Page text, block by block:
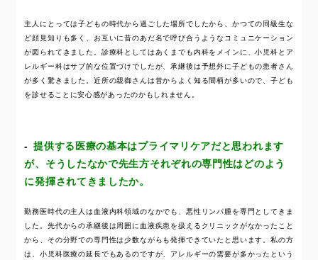
主人にとっては子どもの時代から過ごした場所でしたから、かつての同級生な
ど顔見知りも多く、お互いに昔のあだ名で呼び合うようなコミュニケーション
が図られてきました。診療科としてはあくまでも内科をメインに、小児科とア
レルギー科はサブ的な位置づけでしたが、承継後は予想外に子どもの患者さん
が多く驚きました。近所の親御さんは昔からよく知る間柄が多いので、子ども
を診せることに安心感があったのかもしれません。
提供する医療の基本はプライマリケアだと思われます
が、そうしたなかで先生方それぞれの専門性はどのよう
に発揮されてきましたか。
勤務医時代の主人は血液内科領域のなかでも、悪性リンパ腫を専門としてきま
した。先代からの承継後は周囲に血液疾患を扱えるクリニックがなかったこと
から、その分野での専門性は少数ながらも発揮できていたと思います。私の方
は、小児科医療の延長でもあるのですが、アレルギーの需要が多かったという